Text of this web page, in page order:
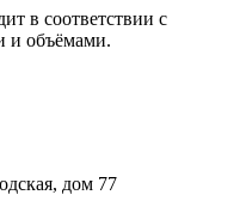
в соответствии с
и объёмами.
дом 77